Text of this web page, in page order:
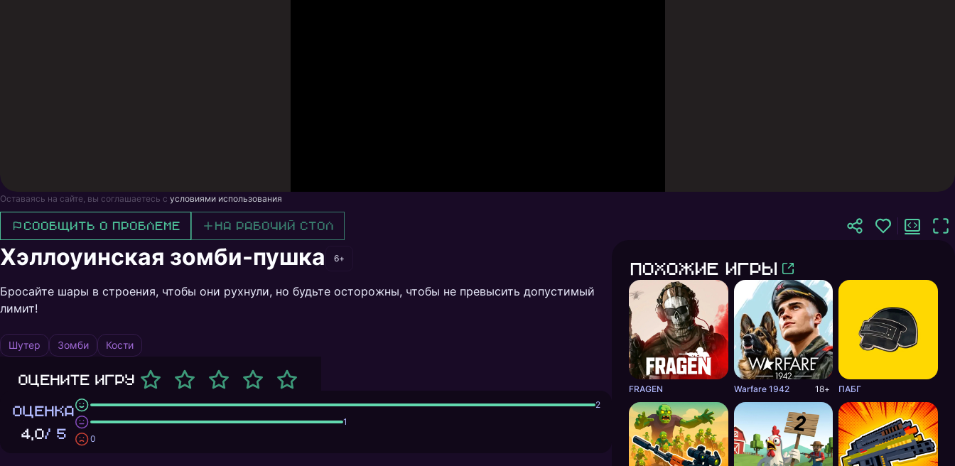
Оставаясь на сайте, вы соглашаетесь с условиями использования
Сообщить о проблеме На рабочий стол
Хэллоуинская зомби-пушка 6+
Бросайте шары в строения, чтобы они рухнули, но будьте осторожны, чтобы не превысить допустимый
лимит!
Шутер Зомби Кости
Оцените игру
ОЦЕНКА
4,0/ 5
2
1
0
Похожие игры
FRAGEN Warfare 1942 18+ ПАБГ